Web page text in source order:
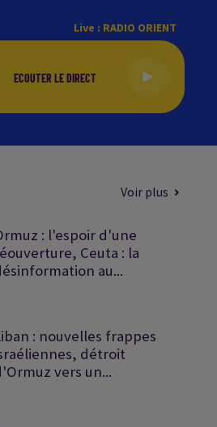
Live : RADIO ORIENT
Voir plus
: l'espoir d'une
Ceuta : la
au...
: nouvelles frappes
détroit
vers un...